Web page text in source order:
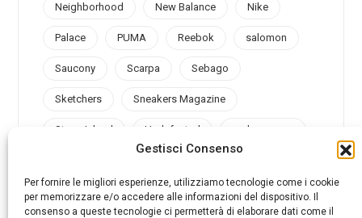
Gestisci Consenso
Per fornire le migliori esperienze, utilizziamo tecnologie come i cookie
per memorizzare e/o accedere alle informazioni del dispositivo. Il
consenso a queste tecnologie ci permetterà di elaborare dati come il
Neighborhood New Balance Nike
Palace PUMA Reebok salomon
Saucony Scarpa Sebago
Sketchers Sneakers Magazine
Stone Island Undefeated under armour